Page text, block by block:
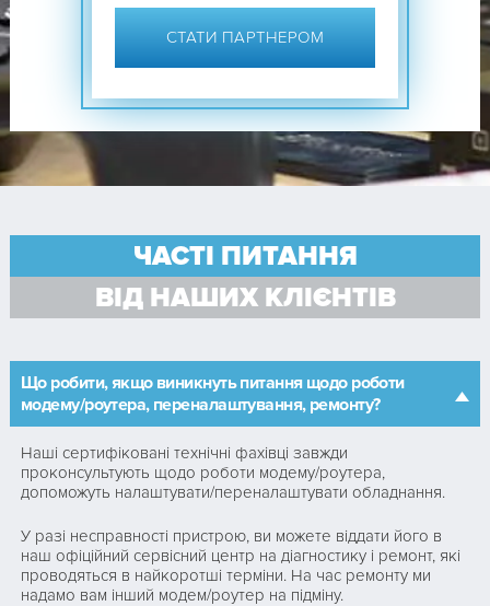
СТАТИ ПАРТНЕРОМ
ЧАСТІ ПИТАННЯ
ВІД НАШИХ КЛІЄНТІВ
Що робити, якщо виникнуть питання щодо роботи
модему/роутера, переналаштування, ремонту?
Наші сертифіковані технічні фахівці завжди
проконсультують щодо роботи модему/роутера,
допоможуть налаштувати/переналаштувати обладнання.
У разі несправності пристрою, ви можете віддати його в
наш офіційний сервісний центр на діагностику і ремонт, які
проводяться в найкоротші терміни. На час ремонту ми
надамо вам інший модем/роутер на підміну.